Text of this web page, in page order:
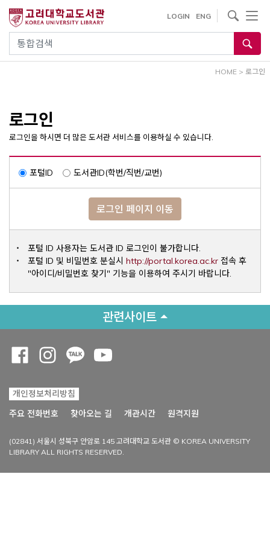
건
통합검색
LOGIN ENG
사이트내 검색
HOME > 로그인
로그인
로그인을 하시면 더 많은 도서관 서비스를 이용하실 수 있습니다.
포털ID 도서관ID(학번/직번/교번)
로그인 페이지 이동
포털 ID 사용자는 도서관 ID 로그인이 불가합니다.
포털 ID 및 비밀번호 분실시 http://portal.korea.ac.krOpens a
접속 후
"아이디/비밀번호 찾기" 기능을 이용하여 주시기 바랍니다.
관련사이트
개인정보처리방침
주요 전화번호
찾아오는 길 개관시간 원격지원
(02841) 서울시 성북구 안암로 145 고려대학교 도서관 © KOREA UNIVERSITY
LIBRARY ALL RIGHTS RESERVED.
Opens a new window
Opens a new window
Opens a new window